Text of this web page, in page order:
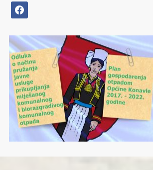
facebook